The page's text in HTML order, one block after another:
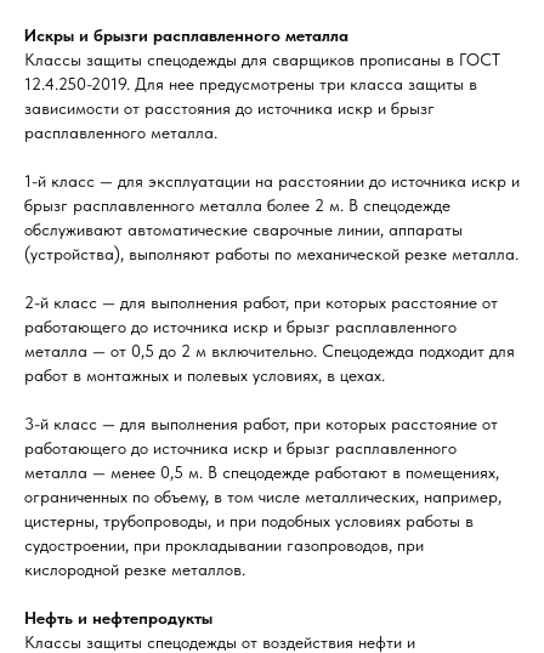
Искры и брызги расплавленного металла
Классы защиты спецодежды для сварщиков прописаны в ГОСТ
12.4.250-2019. Для нее предусмотрены три класса защиты в
зависимости от расстояния до источника искр и брызг
расплавленного металла.
1-й класс — для эксплуатации на расстоянии до источника искр и
брызг расплавленного металла более 2 м. В спецодежде
обслуживают автоматические сварочные линии, аппараты
(устройства), выполняют работы по механической резке металла.
2-й класс — для выполнения работ, при которых расстояние от
работающего до источника искр и брызг расплавленного
металла — от 0,5 до 2 м включительно. Спецодежда подходит для
работ в монтажных и полевых условиях, в цехах.
3-й класс — для выполнения работ, при которых расстояние от
работающего до источника искр и брызг расплавленного
металла — менее 0,5 м. В спецодежде работают в помещениях,
ограниченных по объему, в том числе металлических, например,
цистерны, трубопроводы, и при подобных условиях работы в
судостроении, при прокладывании газопроводов, при
кислородной резке металлов.
Нефть и нефтепродукты
Классы защиты спецодежды от воздействия нефти и